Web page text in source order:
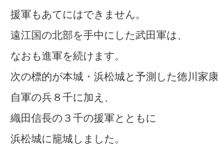
援軍もあてにはできません。
遠江国の北部を手中にした武田軍は、
なおも進軍を続けます。
次の標的が本城・浜松城と予測した徳川家康
自軍の兵８千に加え、
織田信長の３千の援軍とともに
浜松城に籠城しました。